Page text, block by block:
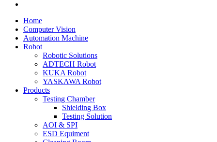
Home
Computer Vision
Automation Machine
Robot
Robotic Solutions
ADTECH Robot
KUKA Robot
YASKAWA Robot
Products
Testing Chamber
Shielding Box
Testing Solution
AOI & SPI
ESD Equiment